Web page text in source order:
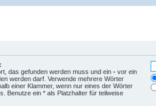
das gefunden werden muss und ein - vor ein
werden darf. Verwende mehrere Wörter
einer Klammer, wenn nur eines der Wörter
Benutze ein * als Platzhalter für teilweise